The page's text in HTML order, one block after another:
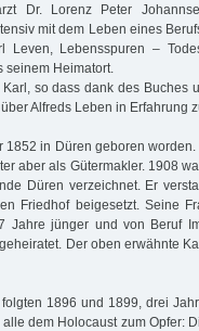
Dr. Lorenz Peter
mit dem Leben eines
Leven, Lebensspuren –
Heimatort.
so dass dank des Buches
Alfreds Leben in Erfahrung
1852 in Düren geboren
aber als Gütermakler. 1908
Düren verzeichnet. Er
Friedhof beigesetzt. Seine
Jahre jünger und von Beruf
Der oben erwähnte
1896 und 1899, drei
dem Holocaust zum Opfer: